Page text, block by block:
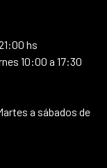
hs
10:00 a 17:30
a sábados de